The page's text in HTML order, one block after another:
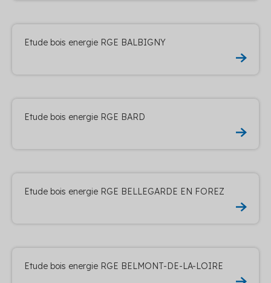
Etude bois energie RGE BALBIGNY
Etude bois energie RGE BARD
Etude bois energie RGE BELLEGARDE EN FOREZ
Etude bois energie RGE BELMONT-DE-LA-LOIRE